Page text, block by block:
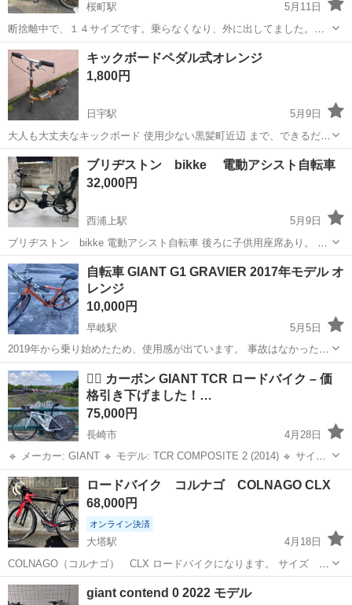
桜町駅
5月11日
断捨離中で、１４サイズです。乗らなくなり、外に出してました。パ
ンクしてます。補助もあります。
長崎 長崎市 桜町駅 その他 断捨離
キックボードペダル式オレンジ
1,800円
日宇駅
5月9日
大人も大丈夫なキックボード 使用少ない黒髪町近辺 まで、できるだけ
早くとりにきてくれる方を優先させていただきます。 よろしくおねが
いします。
長崎 佐世保市 日宇駅 キックボード
ブリヂストン bikke 電動アシスト自転車
32,000円
西浦上駅
5月9日
ブリヂストン bikke 電動アシスト自転車 後ろに子供用座席あり。 子
供が大きくなったためお譲りいたします。 サビなど経年劣化が見られ
ます。使用するには問題ありません。 子供が乗る後ろタイヤは負担が
大きかったため 1度新...
長崎 長崎市 西浦上駅 bikke
自転車 GIANT G1 GRAVIER 2017年モデル オ
レンジ
10,000円
早岐駅
5月5日
2019年から乗り始めたため、使用感が出ています。 事故はなかったで
すが仕様による劣化あります。 写真の枚数制限で全部は載せられない
ため、連絡していただければ写真提供いたします。
長崎 佐世保市 早岐駅 GRAVIER
🚴‍♂️ カーボン GIANT TCR ロードバイク – 価
格引き下げました！…
75,000円
長崎市
4月28日
🔹 メーカー: GIANT 🔹 モデル: TCR COMPOSITE 2 (2014) 🔹 サイズ:
XS（適正身長: 155〜170cm）– 初心者やお子様にもおすすめ 🔹 状態:
非常に良好（オフィス保管・走行距離...
長崎 長崎市 ロードバイク TCR
ロードバイク コルナゴ COLNAGO CLX
68,000円
オンライン決済
大塔駅
4月18日
COLNAGO（コルナゴ） CLX ロードバイクになります。 サイズ
48s コンポ dura-ace（デュラエース） ※現在、外してますがデュラ
エースのビンディングペダルもあります。 年式 2007年頃 走る、
長崎 佐世保市
giant contend 0 2022 モデル